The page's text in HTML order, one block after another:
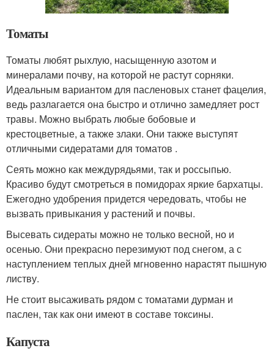
Томаты
Томаты любят рыхлую, насыщенную азотом и
минералами почву, на которой не растут сорняки.
Идеальным вариантом для пасленовых станет фацелия,
ведь разлагается она быстро и отлично замедляет рост
травы. Можно выбрать любые бобовые и
крестоцветные, а также злаки. Они также выступят
отличными сидератами для томатов .
Сеять можно как междурядьями, так и россыпью.
Красиво будут смотреться в помидорах яркие бархатцы.
Ежегодно удобрения придется чередовать, чтобы не
вызвать привыкания у растений и почвы.
Высевать сидераты можно не только весной, но и
осенью. Они прекрасно перезимуют под снегом, а с
наступлением теплых дней мгновенно нарастят пышную
листву.
Не стоит высаживать рядом с томатами дурман и
паслен, так как они имеют в составе токсины.
Капуста